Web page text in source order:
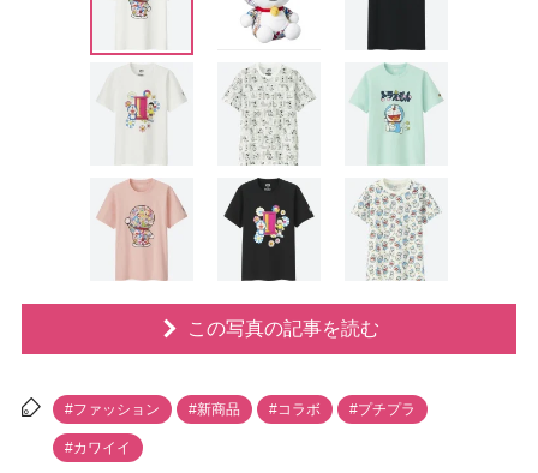
この写真の記事を読む
#ファッション #新商品 #コラボ #プチプラ
#カワイイ